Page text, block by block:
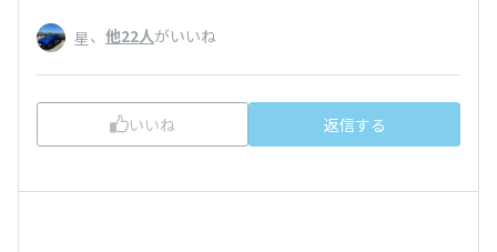
星、 他22人がいいね
いいね 返信する